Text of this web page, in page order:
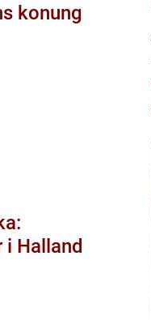
konung
i Halland